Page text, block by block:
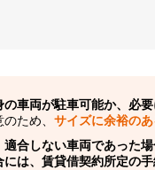
車両が駐車可能か、必
ため、 サイズに余裕の
合しない車両であった
は、賃貸借契約所定の手